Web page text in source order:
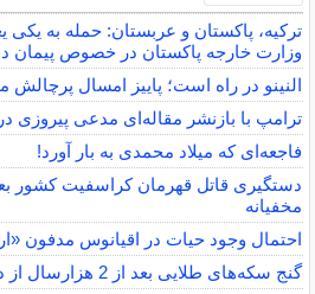
ترکیه، پاکستان و عربستان: حمله به یکی
وزارت خارجه پاکستان در خصوص پیمان
النینو در راه است؛ پاییز امسال
ترامپ با بازنشر مقاله‌ای مدعی پیروزی
فاجعه‌ای که میلاد محمدی به بار آورد!
مخفیانه
احتمال وجود حیات در اقیانوس مدفون
گنج سکه‌های طلایی بعد از 2 هزارسال از دل یک مزرعه بیرون آمد